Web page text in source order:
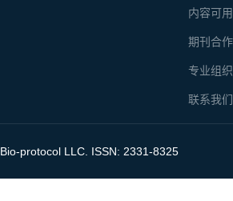
内容可
期刊合
专业组
联系我们
Bio-protocol LLC. ISSN: 2331-8325